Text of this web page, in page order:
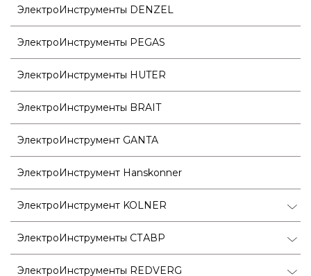
ЭлектроИнструменты DENZEL
ЭлектроИнструменты PEGAS
ЭлектроИнструменты HUTER
ЭлектроИнструменты BRAIT
ЭлектроИнструмент GANTA
ЭлектроИнструмент Hanskonner
ЭлектроИнструмент KOLNER
ЭлектроИнструменты СТАВР
ЭлектроИнструменты REDVERG